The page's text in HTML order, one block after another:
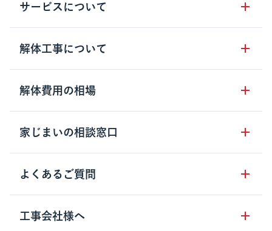
サービスについて
サービスの流れ
サービスのメリット
クラッソーネの自治体連携
お客さまの声
解体工事について
解体工事の基礎知識
解体工事に関わる法律
用語集
解体費用の相場
木造住宅の相場
鉄骨造住宅の相場
RC造住宅の相場
家じまいの相談窓口
家じまいの相談窓口
よくあるご質問
クラッソーネの利用方法
工事会社様へ